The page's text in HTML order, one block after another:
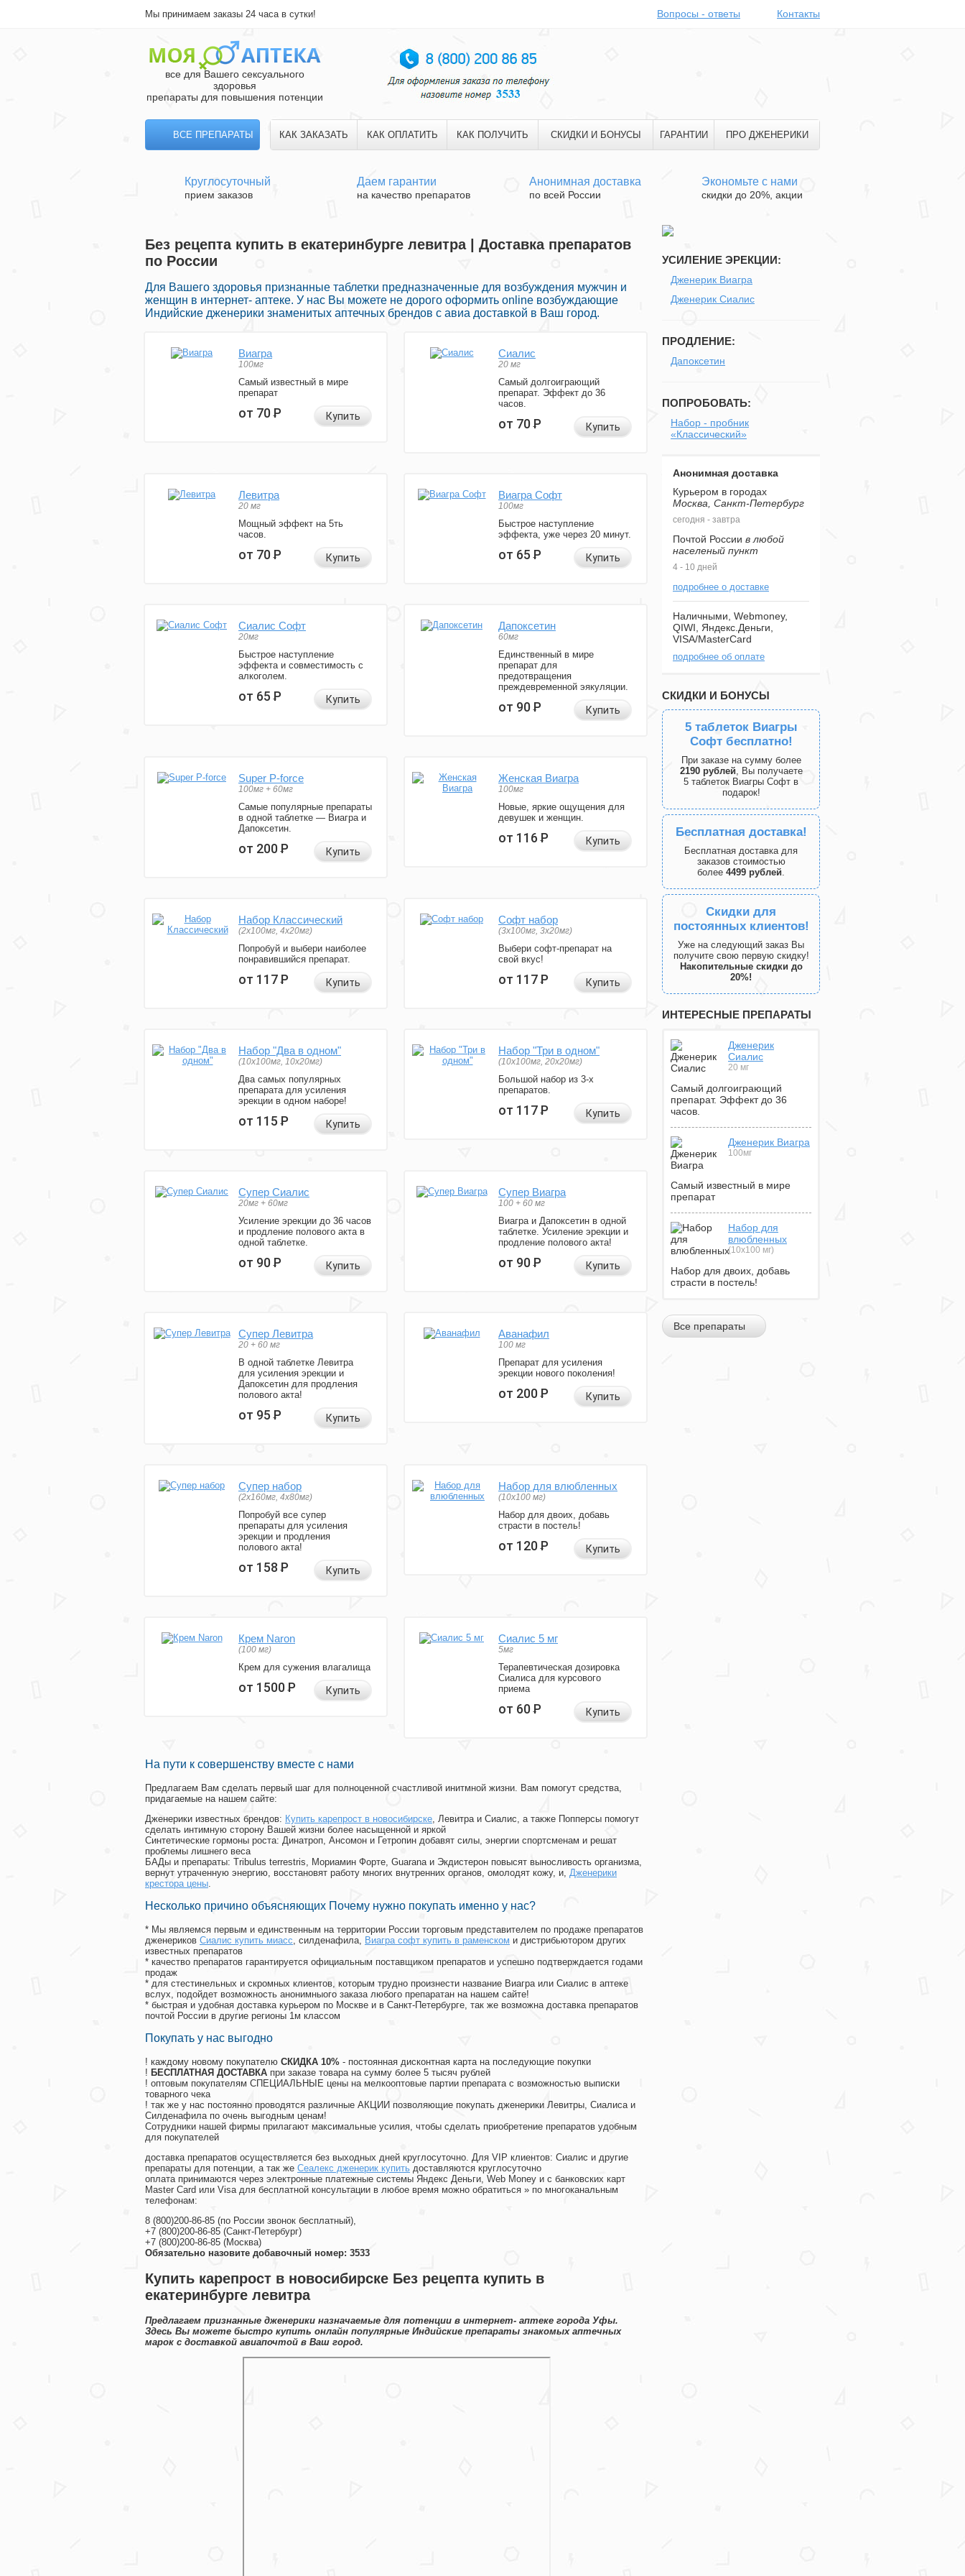
Мы принимаем заказы 24 часа в сутки! Вопросы - ответы Контакты
все для Вашего сексуального
здоровья
препараты для повышения потенции
ВСЕ ПРЕПАРАТЫ КАК ЗАКАЗАТЬ КАК ОПЛАТИТЬ КАК ПОЛУЧИТЬ СКИДКИ И БОНУСЫ ГАРАНТИИ ПРО ДЖЕНЕРИКИ
Круглосуточный
прием заказов
Даем гарантии
на качество препаратов
Анонимная доставка
по всей России
Экономьте с нами
скидки до 20%, акции
Без рецепта купить в екатеринбурге левитра | Доставка препаратов
по России
Для Вашего здоровья признанные таблетки предназначенные для возбуждения мужчин и
женщин в интернет- аптеке. У нас Вы можете не дорого оформить online возбуждающие
Индийские дженерики знаменитых аптечных брендов с авиа доставкой в Ваш город.
Виагра
100мг
Самый известный в мире
препарат
от 70Р Купить
Сиалис
20 мг
Самый долгоиграющий
препарат. Эффект до 36
часов.
от 70Р Купить
Левитра
20 мг
Мощный эффект на 5ть
часов.
от 70Р Купить
Виагра Софт
100мг
Быстрое наступление
эффекта, уже через 20 минут.
от 65Р Купить
Сиалис Софт
20мг
Быстрое наступление
эффекта и совместимость с
алкоголем.
от 65Р Купить
Дапоксетин
60мг
Единственный в мире
препарат для
предотвращения
преждевременной эякуляции.
от 90Р Купить
Super P-force
100мг + 60мг
Самые популярные препараты
в одной таблетке — Виагра и
Дапоксетин.
от 200Р Купить
Женская Виагра
100мг
Новые, яркие ощущения для
девушек и женщин.
от 116Р Купить
Набор Классический
(2x100мг, 4x20мг)
Попробуй и выбери наиболее
понравившийся препарат.
от 117Р Купить
Софт набор
(3x100мг, 3x20мг)
Выбери софт-препарат на
свой вкус!
от 117Р Купить
Набор "Два в одном"
(10x100мг, 10x20мг)
Два самых популярных
препарата для усиления
эрекции в одном наборе!
от 115Р Купить
Набор "Три в одном"
(10x100мг, 20x20мг)
Большой набор из 3-х
препаратов.
от 117Р Купить
Супер Сиалис
20мг + 60мг
Усиление эрекции до 36 часов
и продление полового акта в
одной таблетке.
от 90Р Купить
Супер Виагра
100 + 60 мг
Виагра и Дапоксетин в одной
таблетке. Усиление эрекции и
продление полового акта!
от 90Р Купить
Супер Левитра
20 + 60 мг
В одной таблетке Левитра
для усиления эрекции и
Дапоксетин для продления
полового акта!
от 95Р Купить
Аванафил
100 мг
Препарат для усиления
эрекции нового поколения!
от 200Р Купить
Супер набор
(2х160мг, 4х80мг)
Попробуй все супер
препараты для усиления
эрекции и продления
полового акта!
от 158Р Купить
Набор для влюбленных
(10х100 мг)
Набор для двоих, добавь
страсти в постель!
от 120Р Купить
Крем Naron
(100 мг)
Крем для сужения влагалища
от 1500Р Купить
Сиалис 5 мг
5мг
Терапевтическая дозировка
Сиалиса для курсового
приема
от 60Р Купить
На пути к совершенству вместе с нами
Предлагаем Вам сделать первый шаг для полноценной счастливой инитмной жизни. Вам помогут средства,
придагаемые на нашем сайте:
Дженерики известных брендов: Купить карепрост в новосибирске, Левитра и Сиалис, а также Попперсы помогут
сделать интимную сторону Вашей жизни более насыщенной и яркой
Синтетические гормоны роста: Динатроп, Ансомон и Гетропин добавят силы, энергии спортсменам и решат
проблемы лишнего веса
БАДы и препараты: Tribulus terrestris, Мориамин Форте, Guarana и Экдистерон повысят выносливость организма,
вернут утраченную энергию, восстановят работу многих внутренних органов, омолодят кожу, и, Дженерики
крестора цены.
Несколько причино объясняющих Почему нужно покупать именно у нас?
* Мы являемся первым и единственным на территории России торговым представителем по продаже препаратов
дженериков Сиалис купить миасс, силденафила, Виагра софт купить в раменском и дистрибьютором других
известных препаратов
* качество препаратов гарантируется официальным поставщиком препаратов и успешно подтверждается годами
продаж
* для стестинельных и скромных клиентов, которым трудно произнести название Виагра или Сиалис в аптеке
вслух, подойдет возможность анонимныого заказа любого препаратан на нашем сайте!
* быстрая и удобная доставка курьером по Москве и в Санкт-Петербурге, так же возможна доставка препаратов
почтой России в другие регионы 1м классом
Покупать у нас выгодно
! каждому новому покупателю СКИДКА 10% - постоянная дисконтная карта на последующие покупки
! БЕСПЛАТНАЯ ДОСТАВКА при заказе товара на сумму более 5 тысяч рублей
! оптовым покупателям СПЕЦИАЛЬНЫЕ цены на мелкооптовые партии препарата с возможностью выписки
товарного чека
! так же у нас постоянно проводятся различные АКЦИИ позволяющие покупать дженерики Левитры, Сиалиса и
Силденафила по очень выгодным ценам!
Cотрудники нашей фирмы прилагают максимальные усилия, чтобы сделать приобретение препаратов удобным
для покупателей
доставка препаратов осуществляется без выходных дней круглосуточно. Для VIP клиентов: Сиалис и другие
препараты для потенции, а так же Сеалекс дженерик купить доставляются круглосуточно
оплата принимаются через электронные платежные системы Яндекс Деньги, Web Money и с банковских карт
Master Card или Visa для бесплатной консультации в любое время можно обратиться » по многоканальным
телефонам:
8 (800)200-86-85 (по России звонок бесплатный),
+7 (800)200-86-85 (Санкт-Петербург)
+7 (800)200-86-85 (Москва)
Обязательно назовите добавочный номер: 3533
Купить карепрост в новосибирске Без рецепта купить в
екатеринбурге левитра
Предлагаем признанные дженерики назначаемые для потенции в интернет- аптеке города Уфы.
Здесь Вы можете быстро купить онлайн популярные Индийские препараты знакомых аптечных
марок с доставкой авиапочтой в Ваш город.
УСИЛЕНИЕ ЭРЕКЦИИ:
Дженерик Виагра
Дженерик Сиалис
ПРОДЛЕНИЕ:
Дапоксетин
ПОПРОБОВАТЬ:
Набор - пробник
«Классический»
Анонимная доставка
Курьером в городах
Москва, Санкт-Петербург
сегодня - завтра
Почтой России в любой
населеный пункт
4 - 10 дней
подробнее о доставке
Наличными, Webmoney,
QIWI, Яндекс.Деньги,
VISA/MasterCard
подробнее об оплате
СКИДКИ И БОНУСЫ
5 таблеток Виагры
Софт бесплатно!
При заказе на сумму более
2190 рублей, Вы получаете
5 таблеток Виагры Софт в
подарок!
Бесплатная доставка!
Бесплатная доставка для
заказов стоимостью
более 4499 рублей.
Скидки для
постоянных клиентов!
Уже на следующий заказ Вы
получите свою первую скидку!
Накопительные скидки до
20%!
ИНТЕРЕСНЫЕ ПРЕПАРАТЫ
Дженерик
Сиалис
20 мг
Самый долгоиграющий
препарат. Эффект до 36
часов.
Дженерик Виагра
100мг
Самый известный в мире
препарат
Набор для
влюбленных
(10х100 мг)
Набор для двоих, добавь
страсти в постель!
Все препараты